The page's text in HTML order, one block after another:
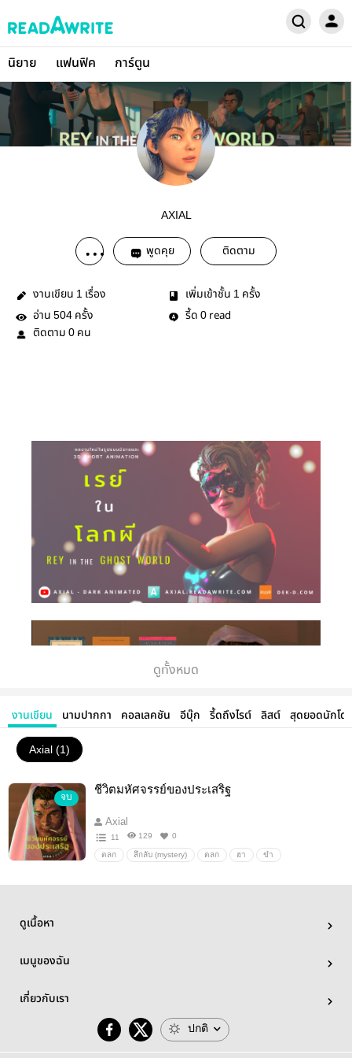
นิยาย แฟนฟิค การ์ตูน
AXIAL
พูดคุย ติดตาม
งานเขียน 1 เรื่อง เพิ่มเข้าชั้น 1 ครั้ง
อ่าน 504 ครั้ง รี้ด 0 read
ติดตาม 0 คน
ติดตามผลงานอื่น ๆ ของผู้แต่ง ได้ดังนี้
--ท่านสามารถติดตามผลงานที่ผ่านมา ทั้งนิยาย
สามารถกดที่
ด้านล่างแล้วเลือกเรื่องที่
สนใจได้เลย
ผลงานหลักถัดไป เรื่องเรย์ในโลกผี (Rey in
the Ghost world)ขณะนี้อยู่ระหว่างการเขียน
ดูทั้งหมด
งานเขียน นามปากกา คอลเลคชัน อีบุ๊ก รี้ดถึงไรต์ ลิสต์ สุดยอดนักโด
Axial (1)
จบ
ชีวิตมหัศจรรย์ของประเสริฐ
Axial
11 129 0
ตลก ลึกลับ (mystery) ตลก ฮา ขำ
ดูเนื้อหา
เมนูของฉัน
เกี่ยวกับเรา
ปกติ